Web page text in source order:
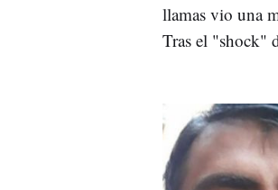
llamas vio una
Tras el "shock"